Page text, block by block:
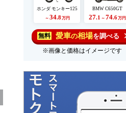
ホンダ モンキー125
～ 34.8万円
BMW C650GT
27.1 ～ 74.6万円
無料 愛車の相場を調べる
※画像と価格はイメージです